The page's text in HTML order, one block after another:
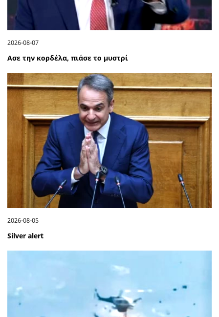
2026-08-07
Ασε την κορδέλα, πιάσε το μυστρί
2026-08-05
Silver alert